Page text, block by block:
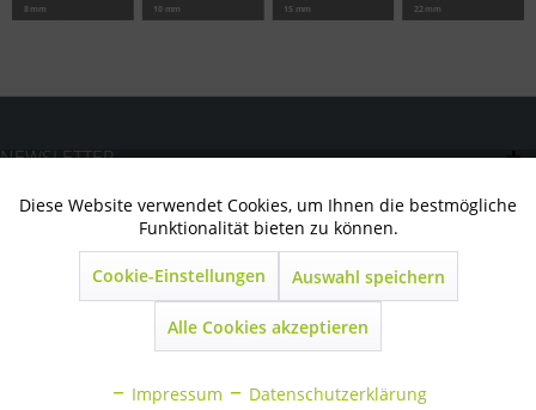
8 mm 10 mm 15 mm 22 mm
NEWSLETTER
WIR VERSENDEN MIT
ZAHLUNGSMÖGLICHKEITEN
Technisch notwendig Aktiv
Marketing Inaktiv
Inaktiv
Diese Website verwendet Cookies, um Ihnen die bestmögliche
Funktionalität bieten zu können.
Cookie-Einstellungen Auswahl speichern
Alle Cookies akzeptieren
Impressum Datenschutzerklärung